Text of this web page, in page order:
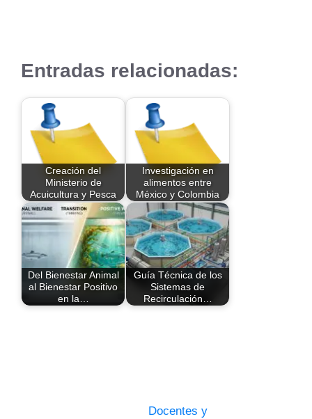
Entradas relacionadas:
Creación del
Ministerio de
Acuicultura y Pesca
Investigación en
alimentos entre
México y Colombia
Del Bienestar Animal
al Bienestar Positivo
en la…
Guía Técnica de los
Sistemas de
Recirculación…
Docentes y